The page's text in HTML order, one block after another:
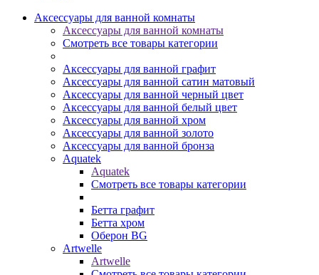
Аксессуары для ванной комнаты
Аксессуары для ванной комнаты
Смотреть все товары категории
Аксессуары для ванной графит
Аксессуары для ванной сатин матовый
Аксессуары для ванной черный цвет
Аксессуары для ванной белый цвет
Аксессуары для ванной хром
Аксессуары для ванной золото
Аксессуары для ванной бронза
Aquatek
Aquatek
Смотреть все товары категории
Бетта графит
Бетта хром
Оберон BG
Artwelle
Artwelle